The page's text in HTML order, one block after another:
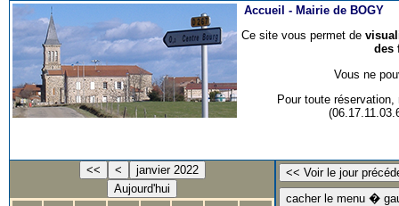
Accueil - Mairie de BOGY
Ce site vous permet de
des
Vous ne
Pour toute
<< <
janvier 2022
Aujourd'hui